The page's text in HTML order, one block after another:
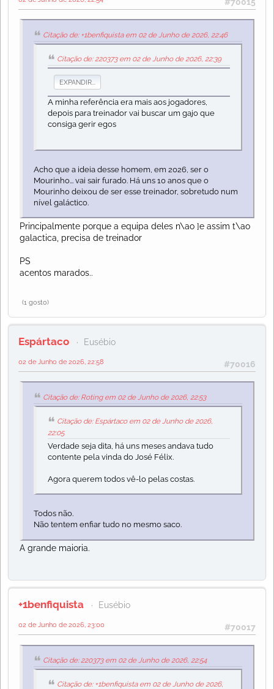
Citação de: +1benfiquista em 02 de Junho de 2026, 22:46
Citação de: 220373 em 02 de Junho de 2026, 22:39
EXPANDIR...
A minha referência era mais aos jogadores,
depois para treinador vai buscar um gajo que
consiga gerir egos
Acho que a ideia desse homem, em 2026, ser o
Mourinho... vai sair furado. Há uns 10 anos que o
Mourinho deixou de ser esse treinador, sobretudo num
nível galáctico.
Principalmente porque a equipa deles n\ao ]e assim t\ao
galactica, precisa de treinador
PS
acentos marados..
(1 gosto)
Espártaco Eusébio
#70016
02 de Junho de 2026, 22:58
Citação de: Roting em 02 de Junho de 2026, 22:53
Citação de: Espártaco em 02 de Junho de 2026,
22:05
Verdade seja dita, há uns meses andava tudo
contente pela vinda do José Félix.
Agora querem todos vê-lo pelas costas.
Todos não.
Não tentem enfiar tudo no mesmo saco.
A grande maioria.
+1benfiquista Eusébio
#70017
02 de Junho de 2026, 23:00
Citação de: 220373 em 02 de Junho de 2026, 22:54
Citação de: +1benfiquista em 02 de Junho de 2026,